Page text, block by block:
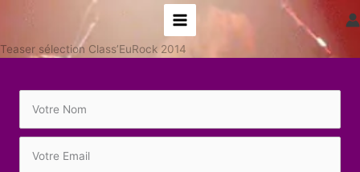
contenu
Teaser sélection Class’EuRock 2014